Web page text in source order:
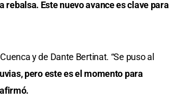
Este nuevo avance es clave para
y de Dante Bertinat. “Se puso al
pero este es el momento para